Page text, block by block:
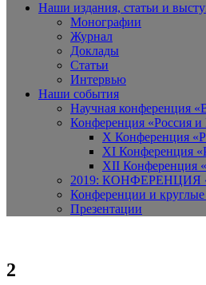
Наши издания, статьи и
Монографии
Журнал
Доклады
Статьи
Интервью
Наши события
Научная конференция
Конференция «Россия и
X Конференция
XI Конференция
XII Конференция
2019:
Конференции и круглые
Презентации
2